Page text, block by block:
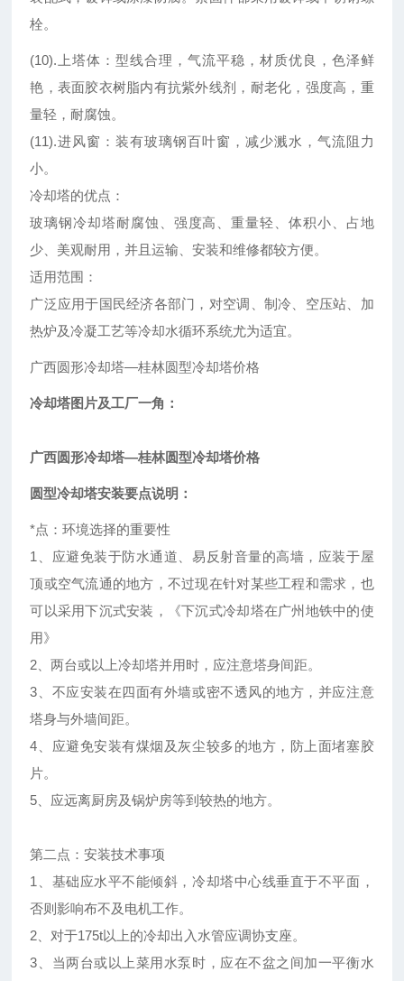
栓。
(10).上塔体：型线合理，气流平稳，材质优良，色泽鲜
艳，表面胶衣树脂内有抗紫外线剂，耐老化，强度高，重
量轻，耐腐蚀。
(11).进风窗：装有玻璃钢百叶窗，减少溅水，气流阻力
小。
冷却塔的优点：
玻璃钢冷却塔耐腐蚀、强度高、重量轻、体积小、占地
少、美观耐用，并且运输、安装和维修都较方便。
适用范围：
广泛应用于国民经济各部门，对空调、制冷、空压站、加
热炉及冷凝工艺等冷却水循环系统尤为适宜。
广西圆形冷却塔—桂林圆型冷却塔价格
冷却塔图片及工厂一角：
广西圆形冷却塔—桂林圆型冷却塔价格
圆型冷却塔安装要点说明：
*点：环境选择的重要性
1、应避免装于防水通道、易反射音量的高墙，应装于屋
顶或空气流通的地方，不过现在针对某些工程和需求，也
可以采用下沉式安装，《下沉式冷却塔在广州地铁中的使
用》
2、两台或以上冷却塔并用时，应注意塔身间距。
3、不应安装在四面有外墙或密不透风的地方，并应注意
塔身与外墙间距。
4、应避免安装有煤烟及灰尘较多的地方，防上面堵塞胶
片。
5、应远离厨房及锅炉房等到较热的地方。
第二点：安装技术事项
1、基础应水平不能倾斜，冷却塔中心线垂直于不平面，
否则影响布不及电机工作。
2、对于175t以上的冷却出入水管应调协支座。
3、当两台或以上菜用水泵时，应在不盆之间加一平衡水